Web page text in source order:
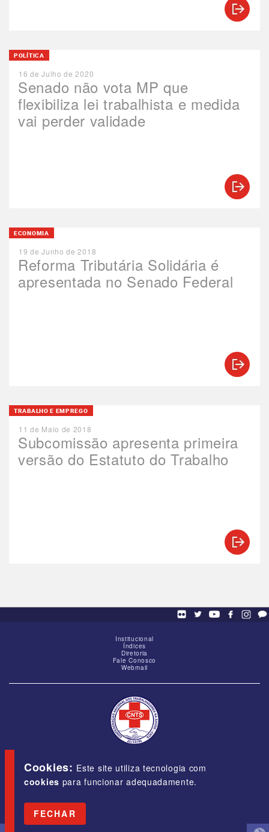
Cookies: Este site utiliza tecnologia com
cookies para funcionar adequadamente.
FECHAR
Senado não vota MP que
flexibiliza lei trabalhista e medida
vai perder validade
POLÍTICA
16 de Julho de 2020
Reforma Tributária Solidária é
apresentada no Senado Federal
ECONOMIA
19 de Junho de 2018
Subcomissão apresenta primeira
versão do Estatuto do Trabalho
TRABALHO E EMPREGO
11 de Maio de 2018
Institucional
Índices
Diretoria
Fale Conosco
Webmail
Brasília-DF, CEP 70309-900
E-mail:cnts@cnts.org.br
Fone/Fax: